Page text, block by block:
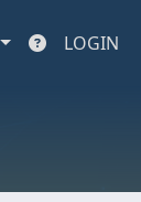
LOGIN